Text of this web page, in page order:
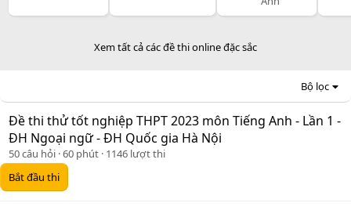
Xem tất cả các đề thi online đặc sắc
Bộ lọc
Đề thi thử tốt nghiệp THPT 2023 môn Tiếng Anh - Lần 1 -
ĐH Ngoại ngữ - ĐH Quốc gia Hà Nội
50 câu hỏi 60 phút 1146 lượt thi
Bắt đầu thi